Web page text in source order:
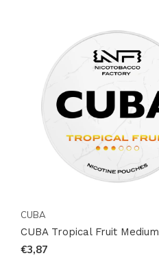
CUBA
CUBA Tropical Fruit Medium
€3,87